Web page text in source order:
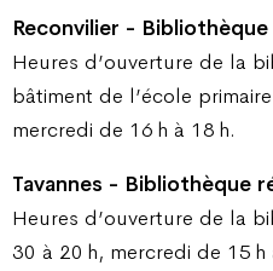
Reconvilier - Bibliothèque
Heures d’ouverture de la
bâtiment de l’école
mercredi de 16 h à 18 h.
Tavannes - Bibliothèque
Heures d’ouverture de la
30 à 20 h, mercredi de 15